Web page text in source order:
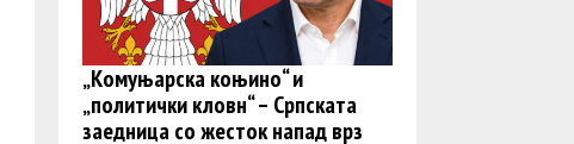
„Комуњарска коњино“ и
„политички кловн“ – Српската
заедница со жесток напад врз